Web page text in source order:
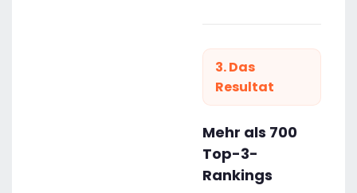
3. Das
Resultat
Mehr als 700
Top-3-
Rankings